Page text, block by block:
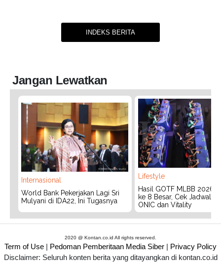
INDEKS BERITA
Jangan Lewatkan
Internasional
World Bank Pekerjakan Lagi Sri
Mulyani di IDA22, Ini Tugasnya
Lifestyle
Hasil GOTF MLBB 2026:
ke 8 Besar, Cek Jadwal
ONIC dan Vitality
2020 @ Kontan.co.id All rights reserved.
Term of Use | Pedoman Pemberitaan Media Siber | Privacy Policy
Disclaimer: Seluruh konten berita yang ditayangkan di kontan.co.id